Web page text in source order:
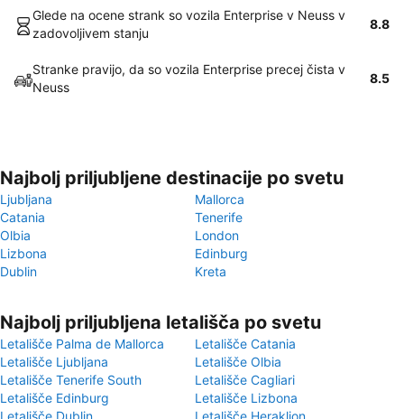
Glede na ocene strank so vozila Enterprise v Neuss v
zadovoljivem stanju
8.8
Stranke pravijo, da so vozila Enterprise precej čista v
Neuss
8.5
Najbolj priljubljene destinacije po svetu
Ljubljana
Mallorca
Catania
Tenerife
Olbia
London
Lizbona
Edinburg
Dublin
Kreta
Najbolj priljubljena letališča po svetu
Letališče Palma de Mallorca
Letališče Catania
Letališče Ljubljana
Letališče Olbia
Letališče Tenerife South
Letališče Cagliari
Letališče Edinburg
Letališče Lizbona
Letališče Dublin
Letališče Heraklion